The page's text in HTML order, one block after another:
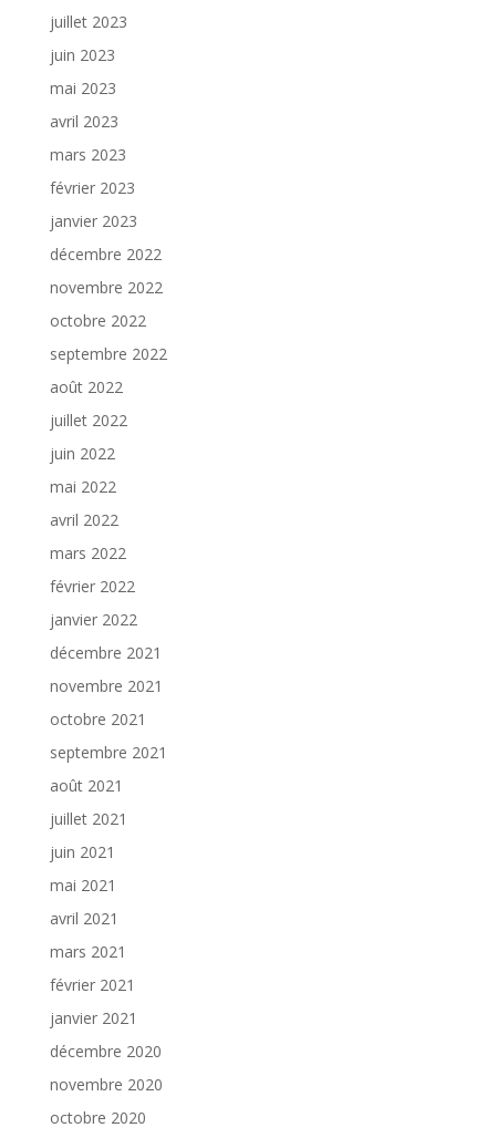
juillet 2023
juin 2023
mai 2023
avril 2023
mars 2023
février 2023
janvier 2023
décembre 2022
novembre 2022
octobre 2022
septembre 2022
août 2022
juillet 2022
juin 2022
mai 2022
avril 2022
mars 2022
février 2022
janvier 2022
décembre 2021
novembre 2021
octobre 2021
septembre 2021
août 2021
juillet 2021
juin 2021
mai 2021
avril 2021
mars 2021
février 2021
janvier 2021
décembre 2020
novembre 2020
octobre 2020